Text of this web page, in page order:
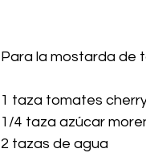
Para la mostarda de
1 taza tomates
1/4 taza azúcar
2 tazas de agua